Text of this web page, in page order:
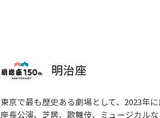
明治座
東京で最も歴史ある劇場として、2023年
座長公演、芝居、歌舞伎、ミュージカル